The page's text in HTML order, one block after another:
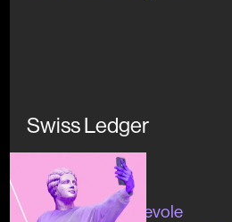
Eventi
Innovation
Ricerca
Swiss Ledger
Inizato
#digitaleconsapevole